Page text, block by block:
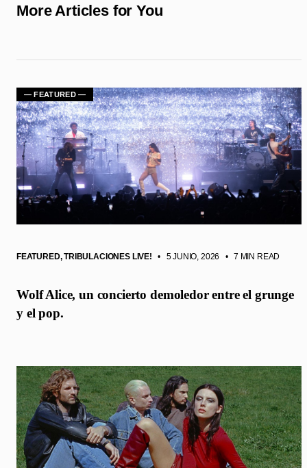
More Articles for You
FEATURED,TRIBULACIONES LIVE! • 5 JUNIO, 2026 • 7 MIN READ
Wolf Alice, un concierto demoledor entre el grunge
y el pop.
— FEATURED —